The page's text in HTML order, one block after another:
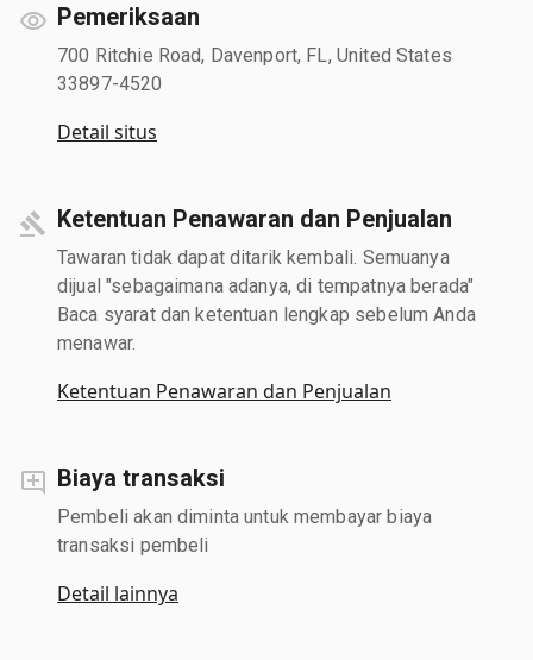
Pemeriksaan
700 Ritchie Road, Davenport, FL, United States
33897-4520
Detail situs
Ketentuan Penawaran dan Penjualan
Tawaran tidak dapat ditarik kembali. Semuanya
dijual "sebagaimana adanya, di tempatnya berada"
Baca syarat dan ketentuan lengkap sebelum Anda
menawar.
Ketentuan Penawaran dan Penjualan
Biaya transaksi
Pembeli akan diminta untuk membayar biaya
transaksi pembeli
Detail lainnya